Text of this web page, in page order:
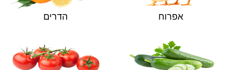
אפרוח הדרים